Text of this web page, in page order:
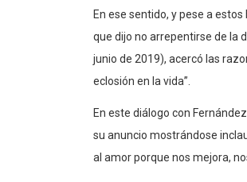
En ese sentido, y pese a
que dijo no arrepentirse de la
junio de 2019), acercó las
eclosión en la vida”.
En este diálogo con
su anuncio mostrándose
al amor porque nos mejora,